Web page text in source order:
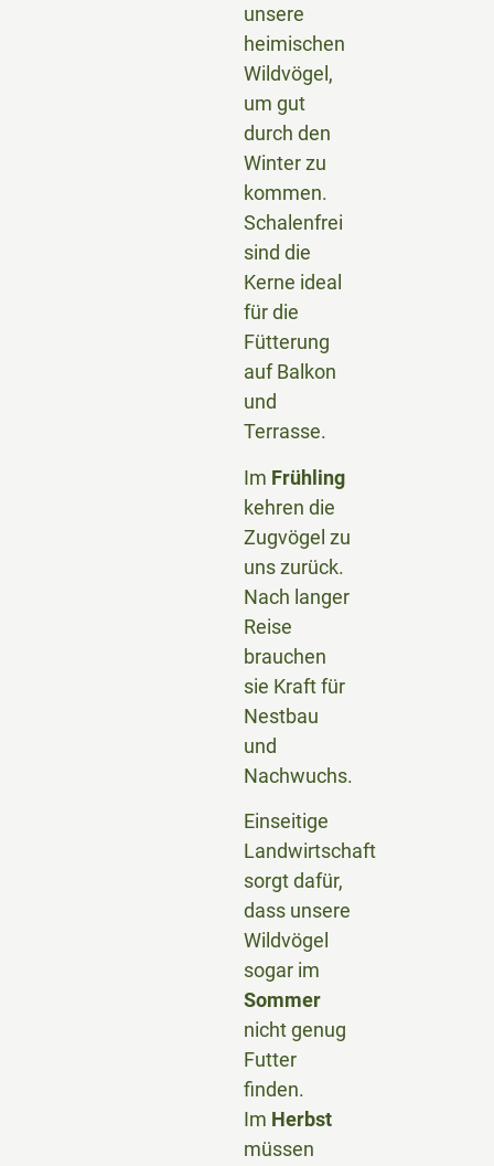
unsere
heimischen
Wildvögel,
um gut
durch den
Winter zu
kommen.
Schalenfrei
sind die
Kerne ideal
für die
Fütterung
auf Balkon
und
Terrasse.
Im Frühling
kehren die
Zugvögel zu
uns zurück.
Nach langer
Reise
brauchen
sie Kraft für
Nestbau
und
Nachwuchs.
Einseitige
Landwirtschaft
sorgt dafür,
dass unsere
Wildvögel
sogar im
Sommer
nicht genug
Futter
finden.
Im Herbst
müssen